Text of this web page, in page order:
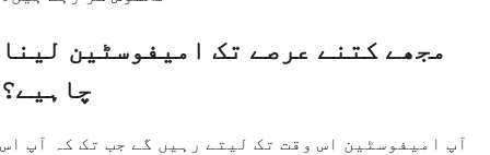
مجھے کتنے عرصے تک امیفوسٹین لینا
چاہیے؟
آپ امیفوسٹین اس وقت تک لیتے رہیں گے جب تک کہ آپ اس